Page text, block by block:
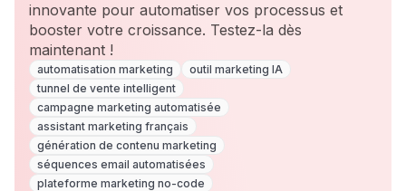
innovante pour automatiser vos processus et
booster votre croissance. Testez-la dès
maintenant !
automatisation marketing
outil marketing IA
tunnel de vente intelligent
campagne marketing automatisée
assistant marketing français
génération de contenu marketing
séquences email automatisées
plateforme marketing no-code